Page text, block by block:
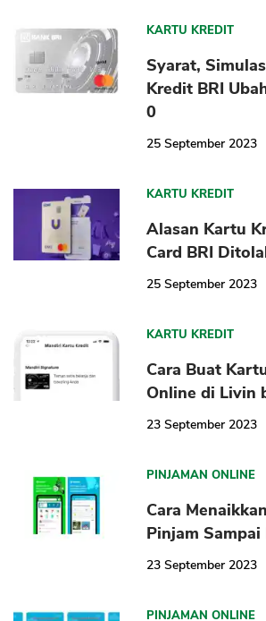
KARTU KREDIT
Syarat,
Kredit BRI
0
25 September 2023
KARTU KREDIT
Alasan Kartu
Card BRI
25 September 2023
KARTU KREDIT
Cara Buat
Online di Livin
23 September 2023
PINJAMAN ONLINE
Cara
Pinjam Sampai
23 September 2023
PINJAMAN ONLINE